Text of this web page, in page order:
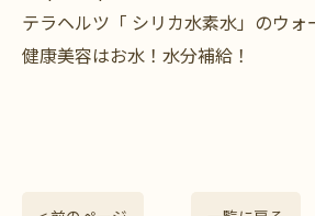
テラヘルツ「 シリカ水素水」のウォ
健康美容はお水！水分補給！